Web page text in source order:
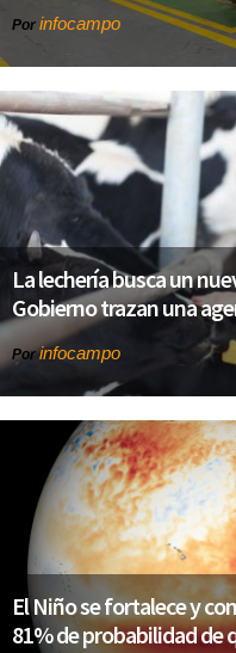
Por infocampo
La lechería busca un
Gobierno trazan una
Porinfocampo
El Niño se fortalece y
81% de probabilidad de